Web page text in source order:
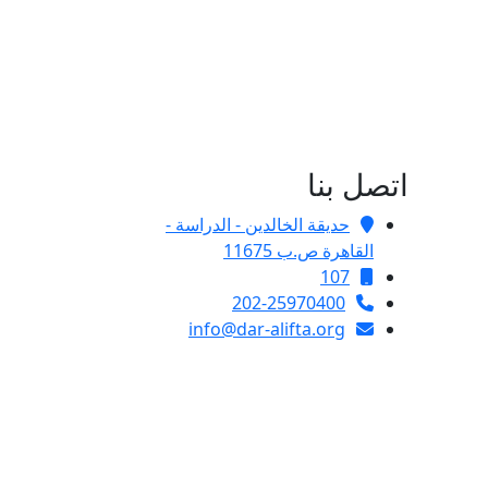
اتصل بنا
حديقة الخالدين - الدراسة -
القاهرة ص.ب 11675
107
202-25970400
info@dar-alifta.org